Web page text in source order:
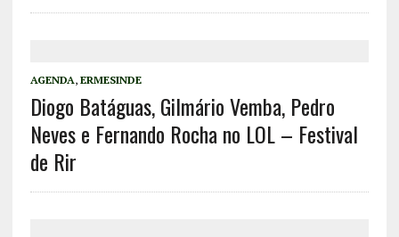
AGENDA, ERMESINDE
Diogo Batáguas, Gilmário Vemba, Pedro
Neves e Fernando Rocha no LOL – Festival
de Rir